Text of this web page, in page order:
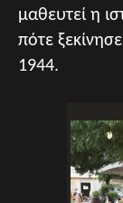
μαθευτεί η
πότε
1944.